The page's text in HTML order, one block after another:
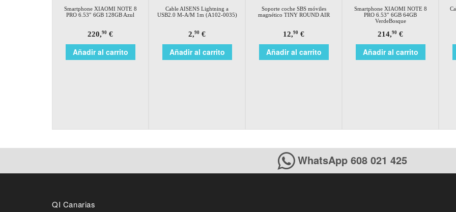
Smartphone XIAOMI NOTE 8
PRO 6.53″ 6GB 128GB Azul
220,90 €
Añadir al carrito
Cable AISENS Lightning a
USB2.0 M-A/M 1m (A102-0035)
2,90 €
Añadir al carrito
Soporte coche SBS móviles
magnético TINY ROUND AIR
12,90 €
Añadir al carrito
Smartphone XIAOMI NOTE 8
PRO 6.53″ 6GB 64GB
VerdeBosque
214,90 €
Añadir al carrito
WhatsApp 608 021 425
QI Canarias